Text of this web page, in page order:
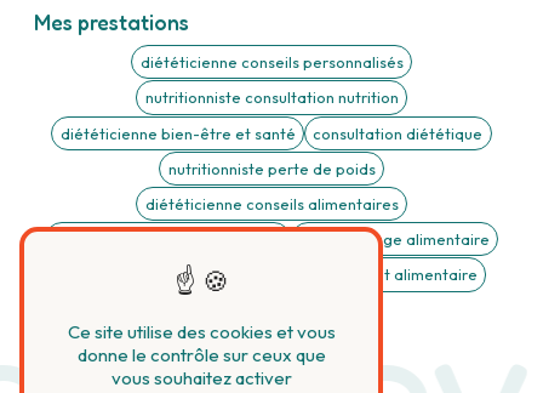
Mes prestations
diététicienne conseils personnalisés
nutritionniste consultation nutrition
diététicienne bien-être et santé
consultation diététique
nutritionniste perte de poids
diététicienne conseils alimentaires
Rééquilibrage alimentaire
Trouble digestif
Trouble du comportement alimentaire
Ce site utilise des cookies et vous
donne le contrôle sur ceux que
vous souhaitez activer